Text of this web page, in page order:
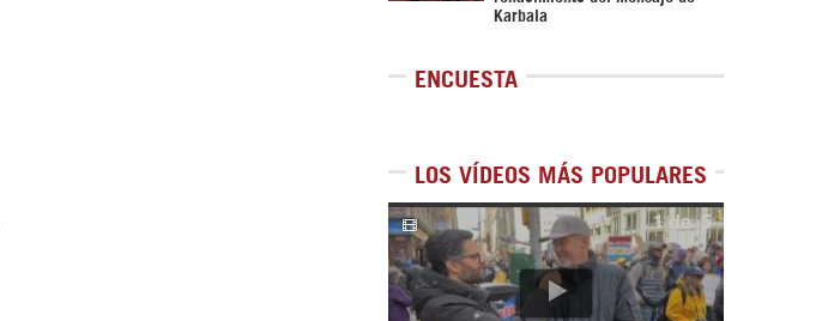
Karbala
ENCUESTA
LOS VÍDEOS MÁS POPULARES
1de5